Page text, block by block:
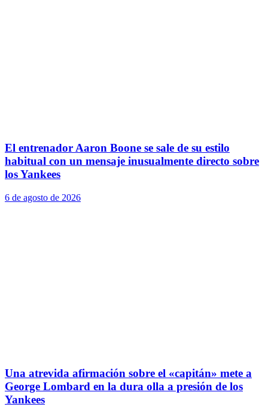
El entrenador Aaron Boone se sale de su estilo
habitual con un mensaje inusualmente directo sobre
los Yankees
6 de agosto de 2026
Una atrevida afirmación sobre el «capitán» mete a
George Lombard en la dura olla a presión de los
Yankees